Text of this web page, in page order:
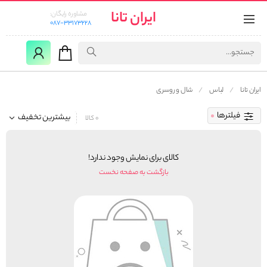
ایران تانا
مشاوره رایگان:
087-33173228
ایران تانا لباس شال و روسری
فیلترها بیشترین تخفیف 0 کالا
کالای برای نمایش وجود ندارد!
بازگشت به صفحه نخست